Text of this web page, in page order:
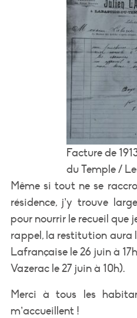
Facture de
du Temple /
Même si tout ne se
résidence, j’y trouve
pour nourrir le recueil que
rappel, la restitution aura
Lafrançaise le 26 juin à
Vazerac le 27 juin à 10h).
Merci à tous les
m’accueillent !